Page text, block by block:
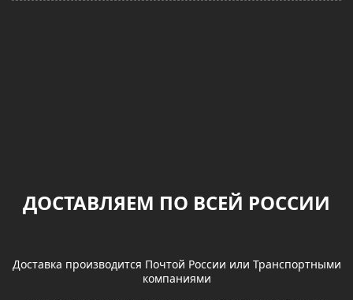
ДОСТАВЛЯЕМ ПО ВСЕЙ РОССИИ
Доставка производится Почтой России или Транспортными
компаниями